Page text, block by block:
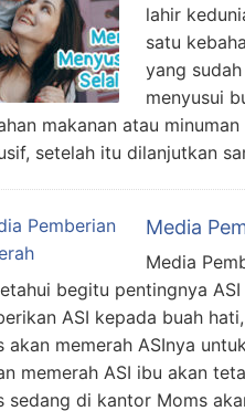
lahir
satu
yang
menyusui
makanan atau
setelah itu dilanjutkan
Media
Media
begitu pentingnya
ASI kepada buah
akan memerah ASInya
memerah ASI ibu akan
sedang di kantor Moms